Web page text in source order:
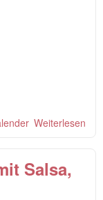
Weiterlesen
Salsa,